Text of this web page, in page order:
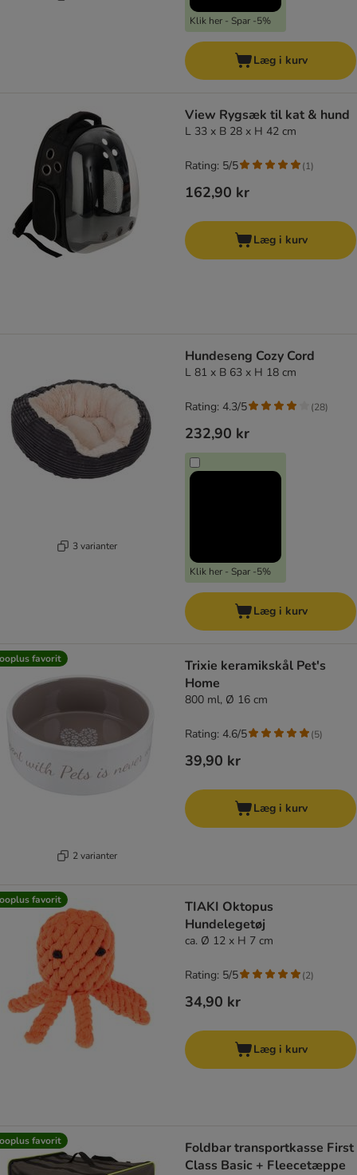
Klik her - Spar -5%
Læg i kurv
View Rygsæk til kat & hund
L 33 x B 28 x H 42 cm
162,90 kr
Rating: 5/5 (1)
Læg i kurv
3 varianter
Hundeseng Cozy Cord
L 81 x B 63 x H 18 cm
232,90 kr
Klik her - Spar -5%
Rating: 4.3/5 (28)
Læg i kurv
favorit
2 varianter
Trixie keramikskål Pet's
Home
800 ml, Ø 16 cm
39,90 kr
Rating: 4.6/5 (5)
Læg i kurv
favorit
TIAKI Oktopus
Hundelegetøj
ca. Ø 12 x H 7 cm
34,90 kr
Rating: 5/5 (2)
Læg i kurv
favorit
Foldbar transportkasse First
Class Basic + Fleecetæppe